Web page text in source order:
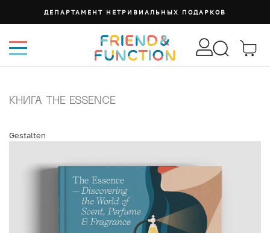
ДЕПАРТАМЕНТ НЕТРИВИАЛЬНЫХ ПОДАРКОВ
КНИГА THE ESSENCE
Gestalten